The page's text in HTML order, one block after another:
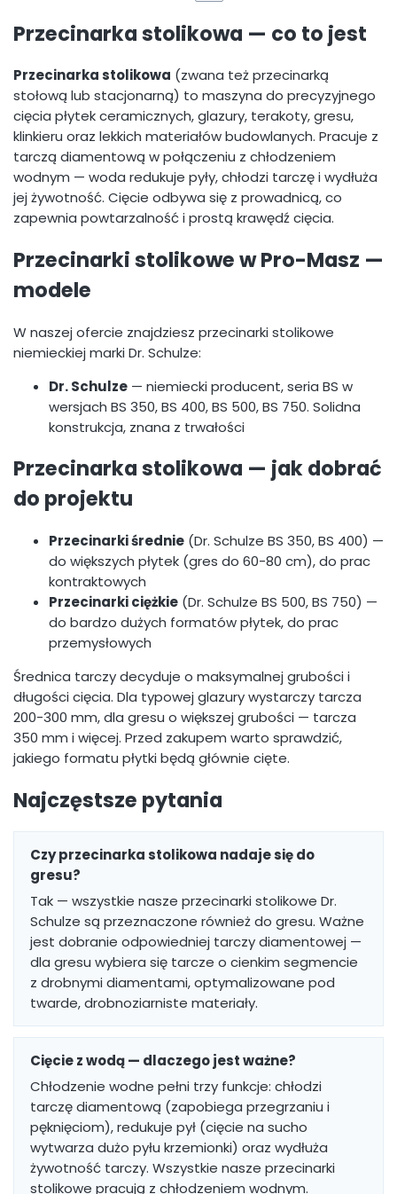
Przecinarka stolikowa — co to jest
Przecinarka stolikowa (zwana też przecinarką
stołową lub stacjonarną) to maszyna do precyzyjnego
cięcia płytek ceramicznych, glazury, terakoty, gresu,
klinkieru oraz lekkich materiałów budowlanych. Pracuje z
tarczą diamentową w połączeniu z chłodzeniem
wodnym — woda redukuje pyły, chłodzi tarczę i wydłuża
jej żywotność. Cięcie odbywa się z prowadnicą, co
zapewnia powtarzalność i prostą krawędź cięcia.
Przecinarki stolikowe w Pro-Masz —
modele
W naszej ofercie znajdziesz przecinarki stolikowe
niemieckiej marki Dr. Schulze:
Dr. Schulze — niemiecki producent, seria BS w
wersjach BS 350, BS 400, BS 500, BS 750. Solidna
konstrukcja, znana z trwałości
Przecinarka stolikowa — jak dobrać
do projektu
Przecinarki średnie (Dr. Schulze BS 350, BS 400) —
do większych płytek (gres do 60-80 cm), do prac
kontraktowych
Przecinarki ciężkie (Dr. Schulze BS 500, BS 750) —
do bardzo dużych formatów płytek, do prac
przemysłowych
Średnica tarczy decyduje o maksymalnej grubości i
długości cięcia. Dla typowej glazury wystarczy tarcza
200-300 mm, dla gresu o większej grubości — tarcza
350 mm i więcej. Przed zakupem warto sprawdzić,
jakiego formatu płytki będą głównie cięte.
Najczęstsze pytania
Czy przecinarka stolikowa nadaje się do
gresu?
Tak — wszystkie nasze przecinarki stolikowe Dr.
Schulze są przeznaczone również do gresu. Ważne
jest dobranie odpowiedniej tarczy diamentowej —
dla gresu wybiera się tarcze o cienkim segmencie
z drobnymi diamentami, optymalizowane pod
twarde, drobnoziarniste materiały.
Cięcie z wodą — dlaczego jest ważne?
Chłodzenie wodne pełni trzy funkcje: chłodzi
tarczę diamentową (zapobiega przegrzaniu i
pęknięciom), redukuje pył (cięcie na sucho
wytwarza dużo pyłu krzemionki) oraz wydłuża
żywotność tarczy. Wszystkie nasze przecinarki
stolikowe pracują z chłodzeniem wodnym.